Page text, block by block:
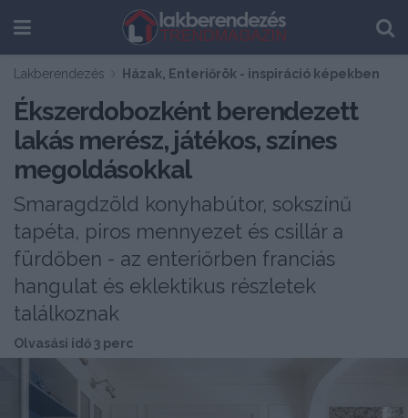
Lakberendezés Házak, Enteriőrök - inspiráció képekben
Ékszerdobozként berendezett
lakás merész, játékos, színes
megoldásokkal
Smaragdzöld konyhabútor, sokszínű
tapéta, piros mennyezet és csillár a
fürdőben - az enteriőrben franciás
hangulat és eklektikus részletek
találkoznak
Olvasási idő 3 perc